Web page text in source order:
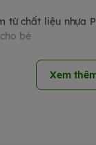
từ chất liệu nhựa
bé
các mảng
chải mật độ cao
trong lòng ống
bám mà không
Xem